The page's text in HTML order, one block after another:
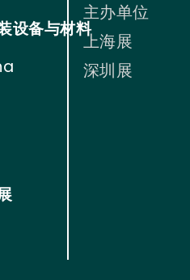
设备与材料
主办单位
上海展
深圳展